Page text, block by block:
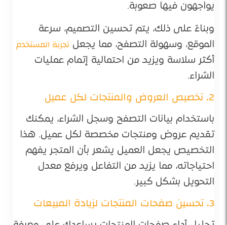
يواجهون فيها صعوبة.
وبناءً على ذلك، يتم تحسين التصميم، سرعة
الموقع، وسهولة التصفح، مما يجعل تجربة المستخدم
أكثر سلاسة ويزيد من احتمالية إتمام عمليات
الشراء.
2. تخصيص العروض والمنتجات لكل عميل
باستخدام بيانات التصفح وسجل الشراء، يمكنك
تقديم عروض ومنتجات مخصصة لكل عميل. هذا
التخصيص يجعل العميل يشعر بأن المتجر يفهم
احتياجاته، مما يزيد من التفاعل ويرفع معدل
التحويل بشكل كبير.
3. تحسين صفحات المنتجات لزيادة المبيعات